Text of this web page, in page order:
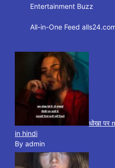
Entertainment Buzz
All-in-One Feed
धोखा
in hindi
By admin